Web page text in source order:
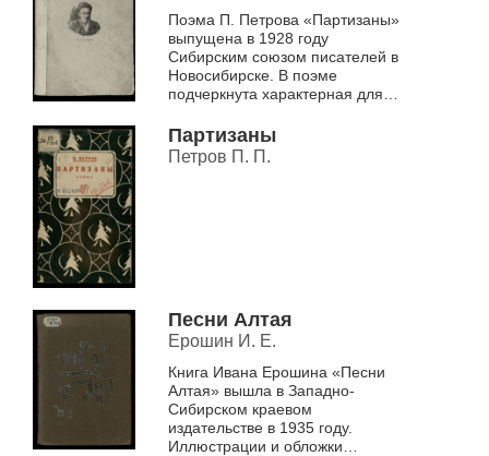
Поэма П. Петрова «Партизаны»
выпущена в 1928 году
Сибирским союзом писателей в
Новосибирске. В поэме
подчеркнута характерная для
х гг. установка на факт: в
качестве преди...
Партизаны
Петров П. П.
Песни Алтая
Ерошин И. Е.
Книга Ивана Ерошина «Песни
Алтая» вышла в Западно-
Сибирском краевом
издательстве в 1935 году.
Иллюстрации и обложки